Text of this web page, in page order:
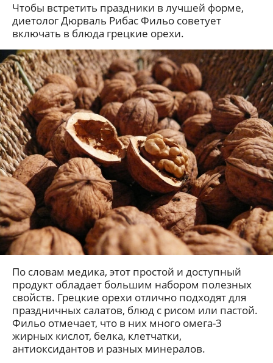
Чтобы встретить праздники в лучшей форме,
диетолог Дюрваль Рибас Фильо советует
включать в блюда грецкие орехи.
По словам медика, этот простой и доступный
продукт обладает большим набором полезных
свойств. Грецкие орехи отлично подходят для
праздничных салатов, блюд с рисом или пастой.
Фильо отмечает, что в них много омега‑3
жирных кислот, белка, клетчатки,
антиоксидантов и разных минералов.